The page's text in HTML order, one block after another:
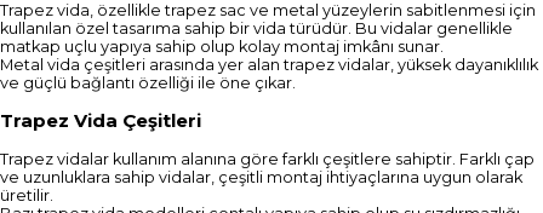
Trapez vida, özellikle trapez sac ve metal yüzeylerin sabitlenmesi için
kullanılan özel tasarıma sahip bir vida türüdür. Bu vidalar genellikle
matkap uçlu yapıya sahip olup kolay montaj imkânı sunar.
Metal vida çeşitleri arasında yer alan trapez vidalar, yüksek dayanıklılık
ve güçlü bağlantı özelliği ile öne çıkar.
Trapez Vida Çeşitleri
Trapez vidalar kullanım alanına göre farklı çeşitlere sahiptir. Farklı çap
ve uzunluklara sahip vidalar, çeşitli montaj ihtiyaçlarına uygun olarak
üretilir.